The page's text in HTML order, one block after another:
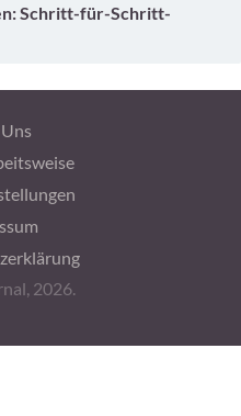
Schritt-für-Schritt-
2026.